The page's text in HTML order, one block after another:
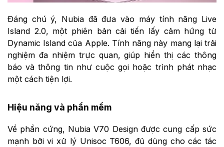
Đáng chú ý, Nubia đã đưa vào máy tính năng Live
Island 2.0, một phiên bản cải tiến lấy cảm hứng từ
Dynamic Island của Apple. Tính năng này mang lại trải
nghiệm đa nhiệm trực quan, giúp hiển thị các thông
báo và thông tin như cuộc gọi hoặc trình phát nhạc
một cách tiện lợi.
Hiệu năng và phần mềm
Về phần cứng, Nubia V70 Design được cung cấp sức
mạnh bởi vi xử lý Unisoc T606, đủ dùng cho các tác